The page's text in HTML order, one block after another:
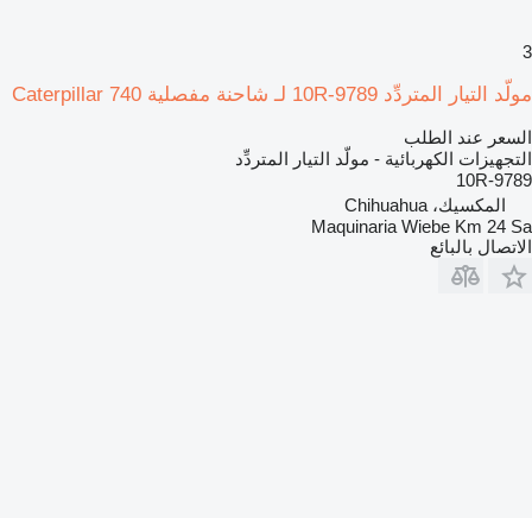
3
مولّد التيار المتردِّد 10R-9789 لـ شاحنة مفصلية Caterpillar 740
السعر عند الطلب
التجهيزات الكهربائية - مولّد التيار المتردِّد
10R-9789
المكسيك، Chihuahua
Maquinaria Wiebe Km 24 Sa
الاتصال بالبائع